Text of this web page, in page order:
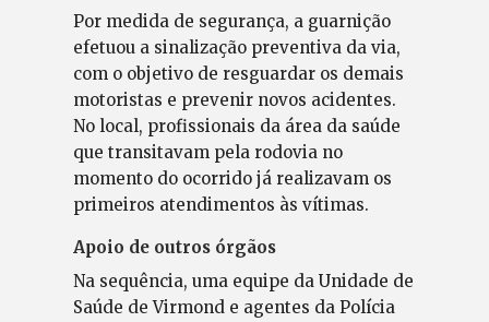
Por medida de segurança, a guarnição
efetuou a sinalização preventiva da via,
com o objetivo de resguardar os demais
motoristas e prevenir novos acidentes.
No local, profissionais da área da saúde
que transitavam pela rodovia no
momento do ocorrido já realizavam os
primeiros atendimentos às vítimas.
Apoio de outros órgãos
Na sequência, uma equipe da Unidade de
Saúde de Virmond e agentes da Polícia